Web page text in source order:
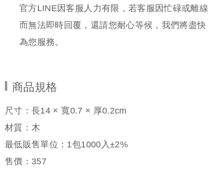
商品規格
尺寸：長14 × 寬0.7 × 厚0.2cm
材質：木
最低販售單位：1包1000入±2%
售價： 357